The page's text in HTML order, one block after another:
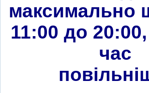
максимально
11:00 до
час